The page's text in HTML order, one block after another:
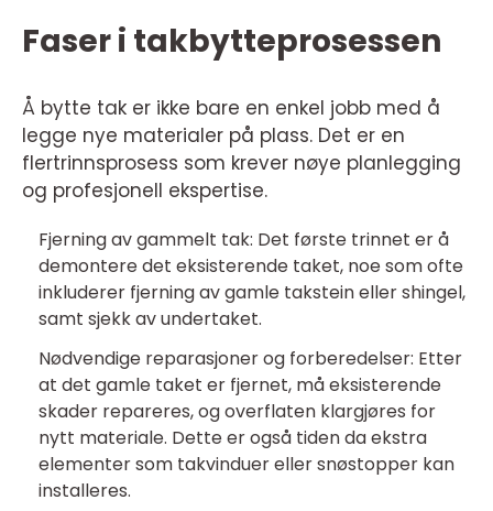
Faser i takbytteprosessen
Å bytte tak er ikke bare en enkel jobb med å
legge nye materialer på plass. Det er en
flertrinnsprosess som krever nøye planlegging
og profesjonell ekspertise.
Fjerning av gammelt tak: Det første trinnet er å
demontere det eksisterende taket, noe som ofte
inkluderer fjerning av gamle takstein eller shingel,
samt sjekk av undertaket.
Nødvendige reparasjoner og forberedelser: Etter
at det gamle taket er fjernet, må eksisterende
skader repareres, og overflaten klargjøres for
nytt materiale. Dette er også tiden da ekstra
elementer som takvinduer eller snøstopper kan
installeres.